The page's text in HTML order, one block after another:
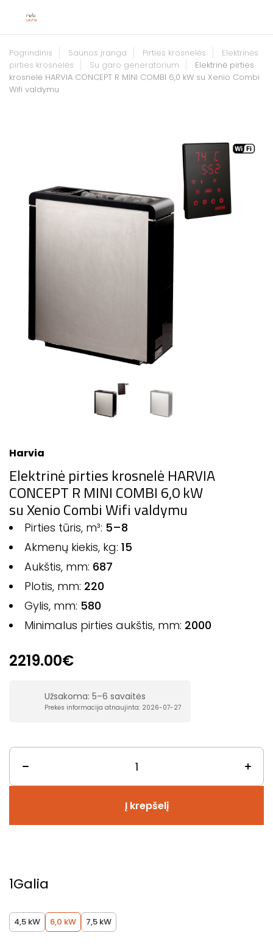
Pagrindinis Saunos įranga Pirties krosnelės
Elektrinės
pirties krosnelės
Su garo generatorium
Elektrinė pirties
krosnelė HARVIA CONCEPT R MINI COMBI 6,0 kW su Xenio Combi
Wifi valdymu
Harvia
Elektrinė pirties krosnelė HARVIA
CONCEPT R MINI COMBI 6,0 kW
su Xenio Combi Wifi valdymu
Pirties tūris, m³: 5–8
Akmenų kiekis, kg: 15
Aukštis, mm: 687
Plotis, mm: 220
Gylis, mm: 580
Minimalus pirties aukštis, mm: 2000
2219.00€
Užsakoma: 5–6 savaitės
Prekės informacija atnaujinta: 2026-07-27
Į krepšelį
1Galia
4,5 kW 6,0 kW 7,5 kW